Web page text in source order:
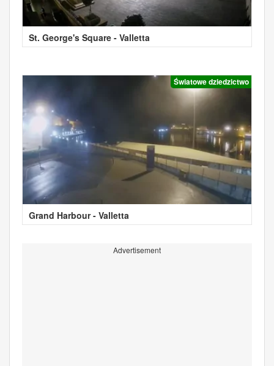
St. George's Square - Valletta
Światowe dziedzictwo
Grand Harbour - Valletta
Advertisement